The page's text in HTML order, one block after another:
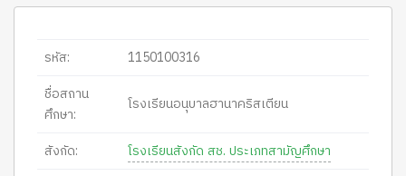
รหัส:
1150100316
ชื่อสถาน
ศึกษา:
โรงเรียนอนุบาลฮานาคริสเตียน
สังกัด: โรงเรียนสังกัด สช. ประเภทสามัญศึกษา